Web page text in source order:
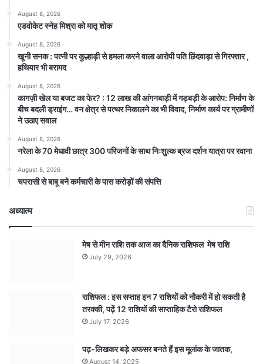
August 8, 2026
एडवोकेट स्नेह मिश्रा को मातृ शोक
August 8, 2026
खूनी सनक : पत्नी पर कुल्हाड़ी से हमला करने वाला आरोपी पति छिंदवाड़ा से गिरफ्तार ,
हथियार भी बरामद
August 8, 2026
कागज़ी खेल या बजट का फेर? : 12 लाख की आंगनबाड़ी में गड़बड़ी के आरोप: निर्माण के
बीच बदली ड्राइंग… वन क्षेत्र से पत्थर निकालने का भी विवाद, निर्माण कार्य पर ग्रामीणों
ने उठाए सवाल
August 8, 2026
नरेला के 70 मेधावी छात्र 300 परिजनों के साथ निःशुल्क ब्रज दर्शन यात्रा पर रवाना
August 8, 2026
चपरासी से बाबू बने कर्मचारी के पास करोड़ों की संपत्ति
अध्यात्म
मेष से मीन राशि तक आज का दैनिक राशिफल मेष राशि
July 29, 2026
राशिफल : इस सप्ताह इन 7 राशियों को नौकरी में हो सकती है
तरक्की, पढ़ें 12 राशियों की साप्ताहिक टैरो राशिफल
July 17, 2026
पढ़-लिखकर बड़े अफसर बनते हैं इस मूलांक के जातक,
August 14, 2025